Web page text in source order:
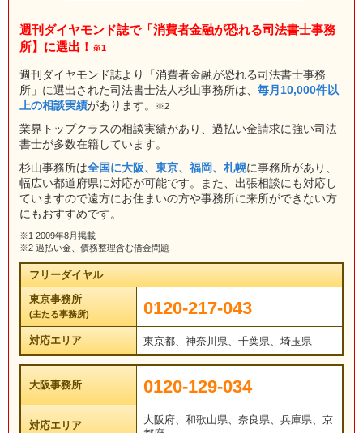
週刊ダイヤモンド誌で「消費者金融が恐れる司法書士事務
所】に選出！ ※1
週刊ダイヤモンド誌より「消費者金融が恐れる司法書士事務
所」に選出された司法書士法人杉山事務所は、 毎月10,000件以
上の相談実績があります。 ※2
業界トップクラスの相談実績があり、過払い金請求に強い司法
書士が多数在籍しています。
杉山事務所は全国に大阪、東京、福岡、札幌に事務所があり、
幅広い都道府県に対応が可能です。また、出張相談にも対応し
ていますので遠方にお住まいの方や事務所に来所ができない方
にもおすすめです。
※1 2009年8月掲載
※2 過払い金、債務整理含む借金問題
フリーダイヤル
東京事務所
(主たる事務所) 0120-217-043
対応エリア 東京都、神奈川県、千葉県、埼玉県
大阪事務所 0120-129-034
対応エリア
大阪府、和歌山県、奈良県、兵庫県、京